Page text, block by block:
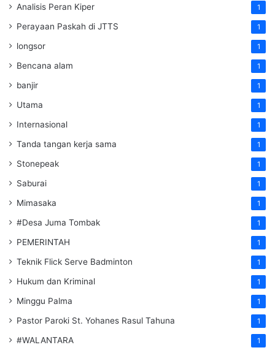
Analisis Peran Kiper 1
Perayaan Paskah di JTTS 1
longsor 1
Bencana alam 1
banjir 1
Utama 1
Internasional 1
Tanda tangan kerja sama 1
Stonepeak 1
Saburai 1
Mimasaka 1
#Desa Juma Tombak 1
PEMERINTAH 1
Teknik Flick Serve Badminton 1
Hukum dan Kriminal 1
Minggu Palma 1
Pastor Paroki St. Yohanes Rasul Tahuna 1
#WALANTARA 1